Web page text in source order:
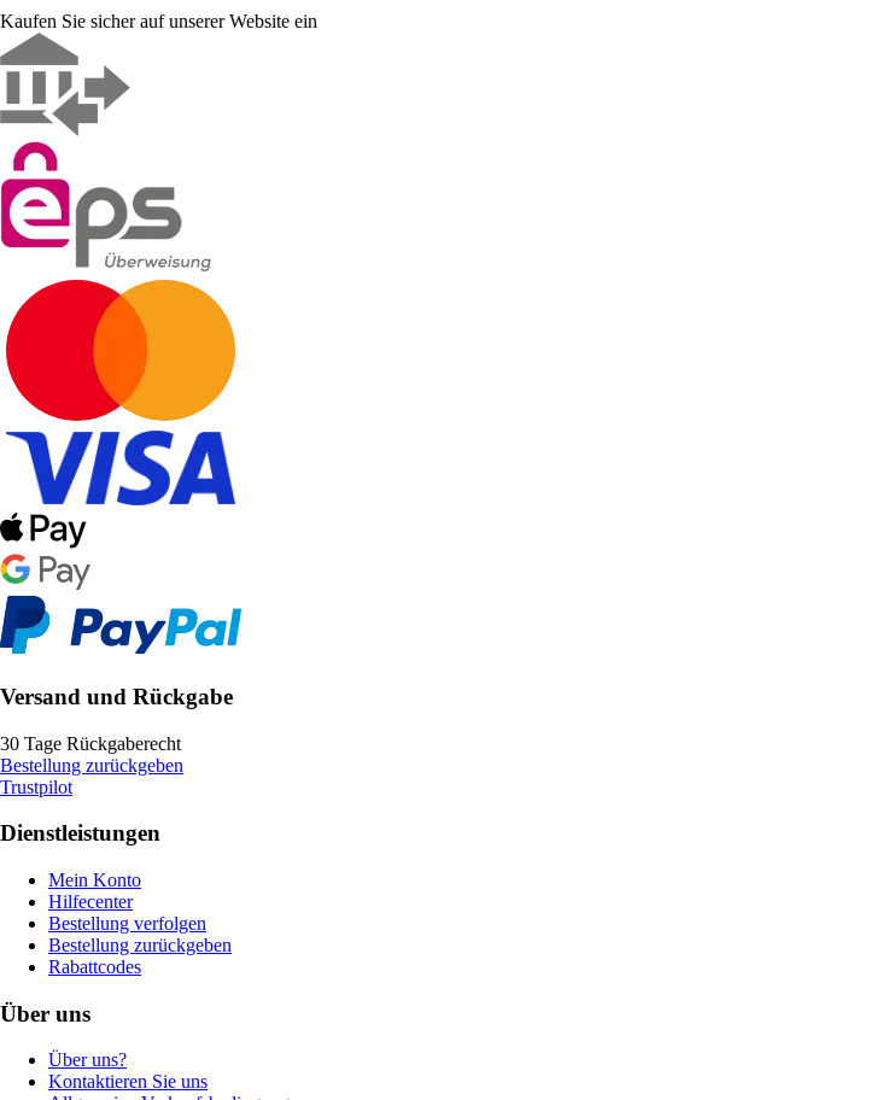
Kaufen Sie sicher auf unserer Website ein
Versand und Rückgabe
30 Tage Rückgaberecht
Bestellung zurückgeben
Trustpilot
Dienstleistungen
Mein Konto
Hilfecenter
Bestellung verfolgen
Bestellung zurückgeben
Rabattcodes
Über uns
Über uns?
Kontaktieren Sie uns